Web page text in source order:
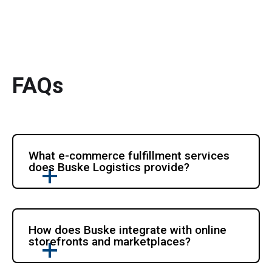
FAQs
What e-commerce fulfillment services
does Buske Logistics provide?
How does Buske integrate with online
storefronts and marketplaces?